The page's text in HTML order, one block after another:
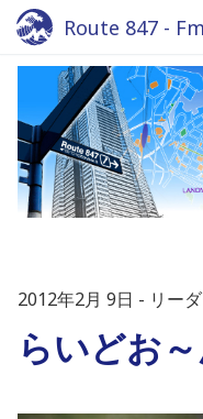
Route 847 -
2012年2月 9日 リー
らいどお